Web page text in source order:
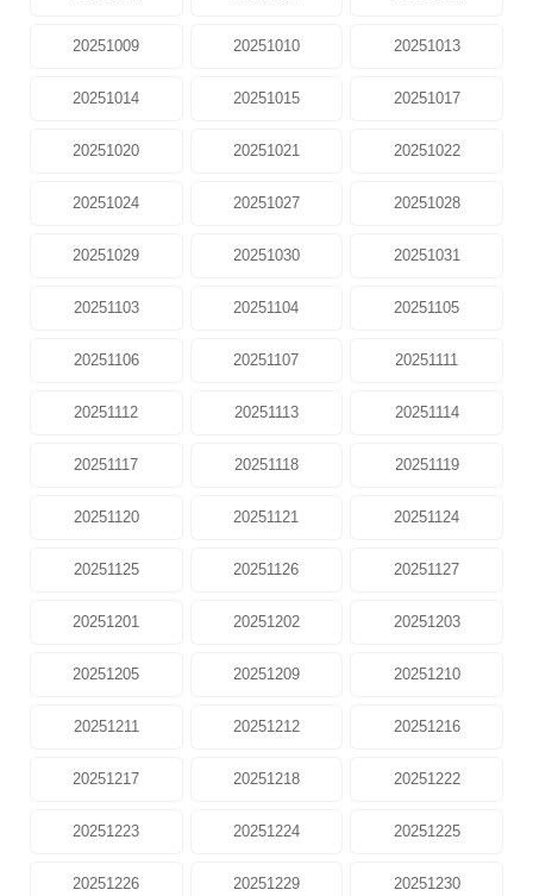
20251009 20251010 20251013
20251014 20251015 20251017
20251020 20251021 20251022
20251024 20251027 20251028
20251029 20251030 20251031
20251103 20251104 20251105
20251106 20251107 20251111
20251112 20251113 20251114
20251117 20251118 20251119
20251120 20251121 20251124
20251125 20251126 20251127
20251201 20251202 20251203
20251205 20251209 20251210
20251211 20251212 20251216
20251217 20251218 20251222
20251223 20251224 20251225
20251226 20251229 20251230